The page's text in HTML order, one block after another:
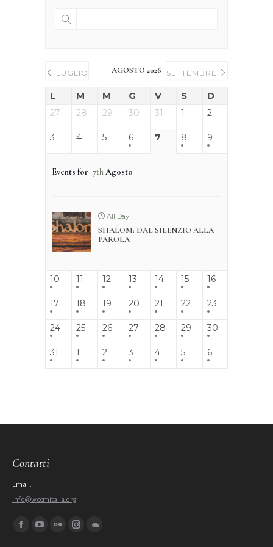
LUGLIO AGOSTO 2026 SETTEMBRE
L M M G V S D
27 28 29 30 31 1 2
3 4 5 6 7 8 9
Events for 7thAgosto
All Day
SHALOM: DAL SILENZIO ALLA
PAROLA
10 11 12 13 14 15 16
17 18 19 20 21 22 23
24 25 26 27 28 29 30
31 1 2 3 4 5 6
Contatti
Email:
info@wccmitalia.org
Ci puoi trovare su:
Flickr Instagram